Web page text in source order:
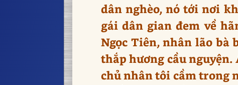
dân nghèo, nó tới nơi
gái dân gian đem về
Ngọc Tiên, nhân lão bà
thắp hương cầu nguyện.
chủ nhân tôi cầm trong